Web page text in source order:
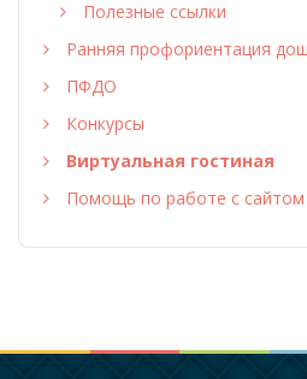
Полезные ссылки
Ранняя профориентация
ПФДО
Конкурсы
Виртуальная гостиная
Помощь по работе с сайтом